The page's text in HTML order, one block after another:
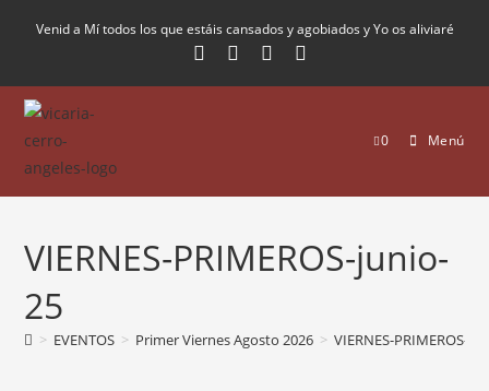
Venid a Mí todos los que estáis cansados y agobiados y Yo os aliviaré
0 Menú
VIERNES-PRIMEROS-junio-
25
> EVENTOS > Primer Viernes Agosto 2026 > VIERNES-PRIMEROS-